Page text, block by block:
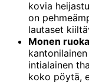
kovia
on
lautaset
Monen
intialainen
koko pöytä,